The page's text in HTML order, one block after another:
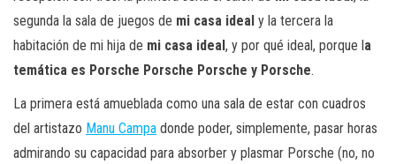
segunda la sala de juegos de mi casa ideal y la tercera la
habitación de mi hija de mi casa ideal, y por qué ideal, porque la
temática es Porsche Porsche Porsche y Porsche.
La primera está amueblada como una sala de estar con cuadros
del artistazo Manu Campa donde poder, simplemente, pasar horas
admirando su capacidad para absorber y plasmar Porsche (no, no